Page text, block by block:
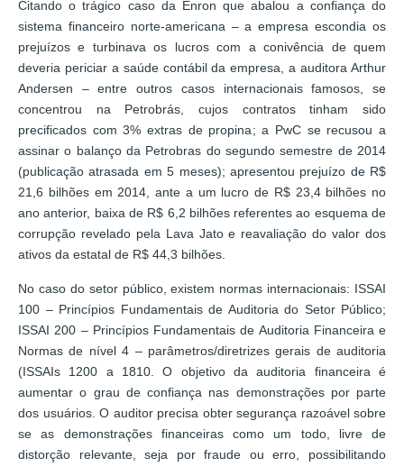
Citando o trágico caso da Enron que abalou a confiança do
sistema financeiro norte-americana – a empresa escondia os
prejuízos e turbinava os lucros com a conivência de quem
deveria periciar a saúde contábil da empresa, a auditora Arthur
Andersen – entre outros casos internacionais famosos, se
concentrou na Petrobrás, cujos contratos tinham sido
precificados com 3% extras de propina; a PwC se recusou a
assinar o balanço da Petrobras do segundo semestre de 2014
(publicação atrasada em 5 meses); apresentou prejuízo de R$
21,6 bilhões em 2014, ante a um lucro de R$ 23,4 bilhões no
ano anterior, baixa de R$ 6,2 bilhões referentes ao esquema de
corrupção revelado pela Lava Jato e reavaliação do valor dos
ativos da estatal de R$ 44,3 bilhões.
No caso do setor público, existem normas internacionais: ISSAI
100 – Princípios Fundamentais de Auditoria do Setor Público;
ISSAI 200 – Princípios Fundamentais de Auditoria Financeira e
Normas de nível 4 – parâmetros/diretrizes gerais de auditoria
(ISSAIs 1200 a 1810. O objetivo da auditoria financeira é
aumentar o grau de confiança nas demonstrações por parte
dos usuários. O auditor precisa obter segurança razoável sobre
se as demonstrações financeiras como um todo, livre de
distorção relevante, seja por fraude ou erro, possibilitando